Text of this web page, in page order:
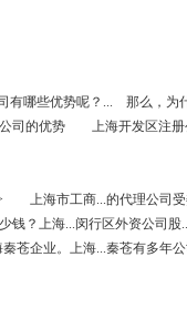
哪些优势呢？... 那么，为
司的优势 上海开发区注册
上海市工商...的代理公司受
钱？上海...闵行区外资公司
企业。上海...秦苍有多年公